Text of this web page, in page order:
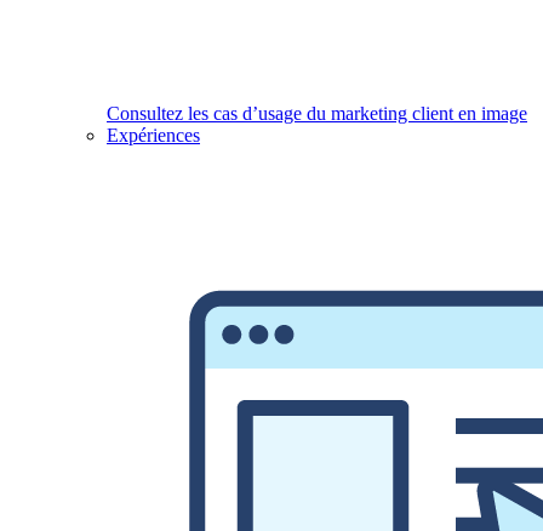
Consultez les cas d’usage du marketing client en image
Expériences